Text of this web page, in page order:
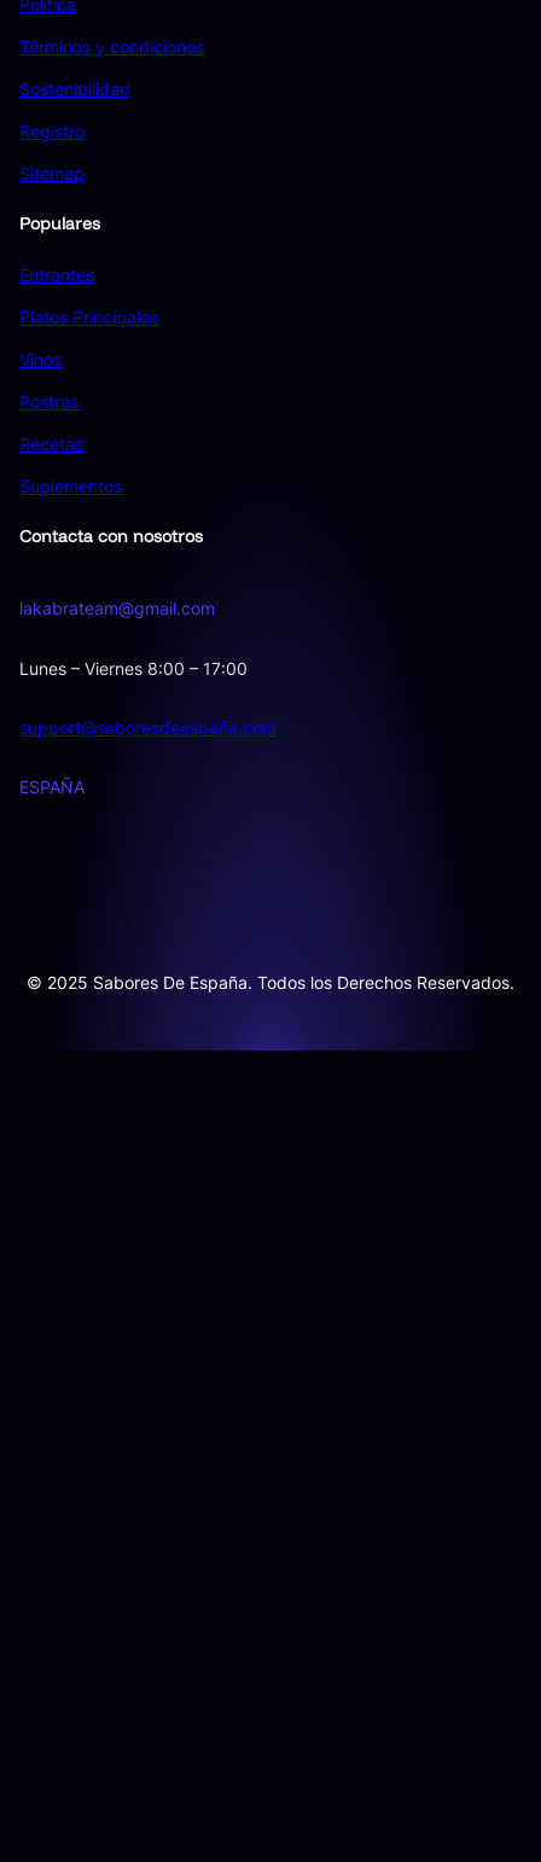
Términos y condiciones
Sostenibilidad
Registro
Sitemap
Populares
Entrantes
Platos Principales
Vinos
Postres
Recetas
Suplementos
Contacta con nosotros
lakabrateam@gmail.com
Lunes – Viernes 8:00 – 17:00
support@saboresdeespaña.com
ESPAÑA
© 2025 Sabores De España. Todos los Derechos Reservados.